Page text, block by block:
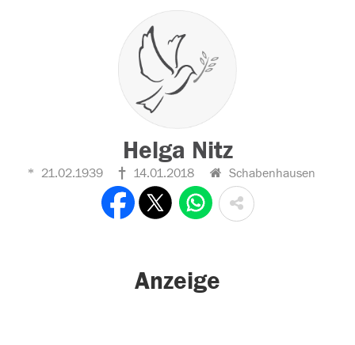
Helga Nitz
21.02.1939 14.01.2018 Schabenhausen
Anzeige